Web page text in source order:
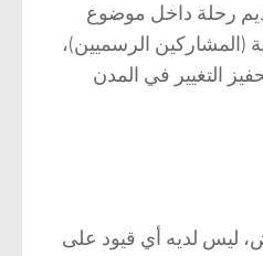
رحلة داخل موضوع
(المشاركين الرسميين)،
التغيير في المدن
ليس لديه أي قيود على